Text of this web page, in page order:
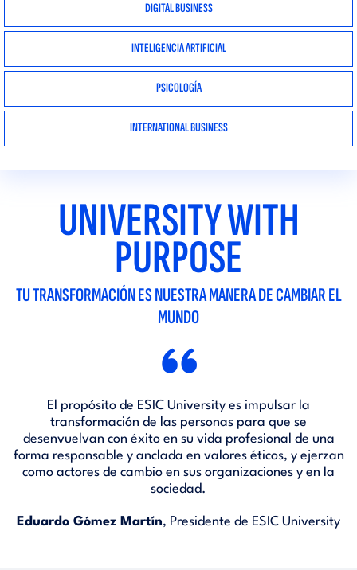
DIGITAL BUSINESS
INTELIGENCIA ARTIFICIAL
PSICOLOGÍA
INTERNATIONAL BUSINESS
UNIVERSITY WITH
PURPOSE
TU TRANSFORMACIÓN ES NUESTRA MANERA DE CAMBIAR EL
MUNDO
“
El propósito de ESIC University es impulsar la
transformación de las personas para que se
desenvuelvan con éxito en su vida profesional de una
forma responsable y anclada en valores éticos, y ejerzan
como actores de cambio en sus organizaciones y en la
sociedad.
Eduardo Gómez Martín, Presidente de ESIC University